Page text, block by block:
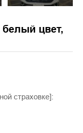
цвет,
страховке]: